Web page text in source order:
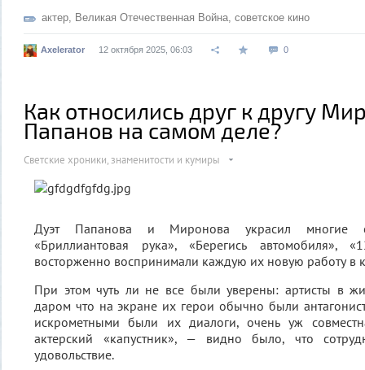
актер, Великая Отечественная Война, советское кино
Axelerator 12 октября 2025, 06:03 0
Как относились друг к другу
Папанов на самом деле?
Светские хроники, знаменитости и кумиры
Дуэт Папанова и Миронова украсил многие
«Бриллиантовая рука», «Берегись автомобиля»,
восторженно воспринимали каждую их новую работу в
При этом чуть ли не все были уверены: артисты в
даром что на экране их герои обычно были
искрометными были их диалоги, очень уж
актерский «капустник», — видно было, что
удовольствие.